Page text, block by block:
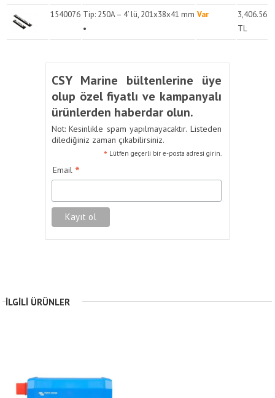
1540076 Tip: 250A – 4’ lü, 201x38x41 mm
•
Var
3,406.56
TL
CSY Marine bültenlerine üye
olup özel fiyatlı ve kampanyalı
ürünlerden haberdar olun.
Not: Kesinlikle spam yapılmayacaktır. Listeden
dilediğiniz zaman çıkabilirsiniz.
* Lütfen geçerli bir e-posta adresi girin.
Email *
İLGILI ÜRÜNLER